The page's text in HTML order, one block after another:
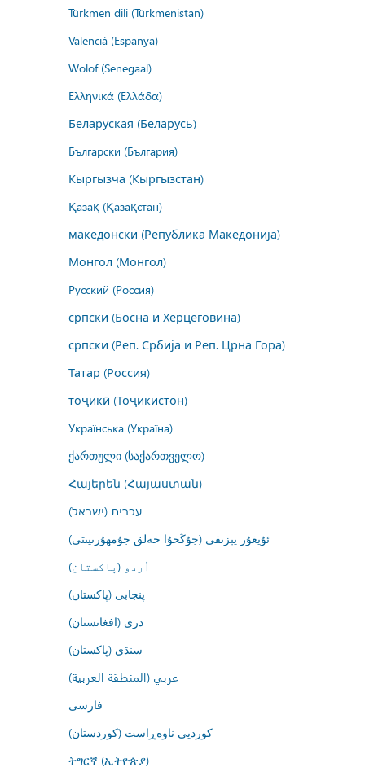
Türkmen dili (Türkmenistan)
Valencià (Espanya)
Wolof (Senegaal)
Ελληνικά (Ελλάδα)
Беларуская (Беларусь)
Български (България)
Кыргызча (Кыргызстан)
Қазақ (Қазақстан)
македонски (Република Македонија)
Монгол (Монгол)
Русский (Россия)
српски (Босна и Херцеговина)
српски (Реп. Србија и Реп. Црна Гора)
Татар (Россия)
тоҷикӣ (Тоҷикистон)
Українська (Україна)
ქართული (საქართველო)
Հայերեն (Հայաստան)
עברית (ישראל)
ئۇيغۇر يېزىقى (جۇڭخۇا خەلق جۇمھۇرىيىتى)
اُردو (پاکستان)
پنجابی (پاکستان)
درى (افغانستان)
سنڌي (پاکستان)
عربي (المنطقة العربية)
فارسى
کوردیی ناوەڕاست (کوردستان)
ትግርኛ (ኢትዮጵያ)